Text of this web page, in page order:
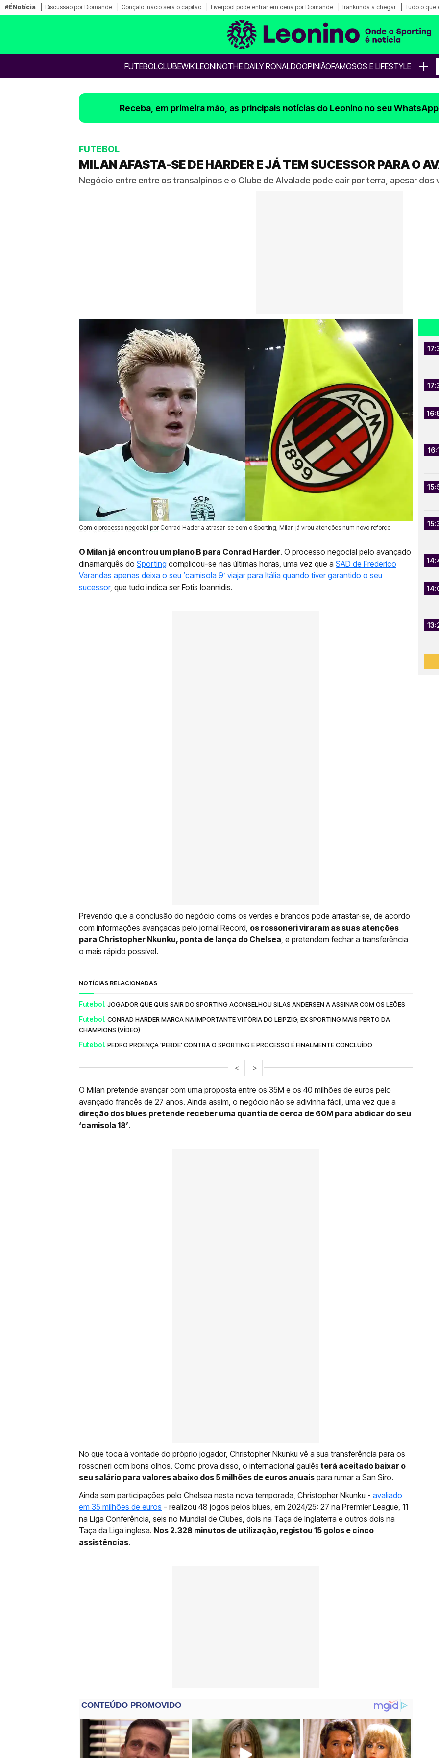
#ÉNotícia Discussão por Diomande Gonçalo Inácio será o capitão Liverpool pode entrar em cena por Diomande Irankunda a chegar Tudo o que
FUTEBOLCLUBEWIKILEONINOTHE DAILY RONALDOOPINIÃOFAMOSOS E LIFESTYLE +
Receba, em primeira mão, as principais notícias do Leonino no seu
FUTEBOL
MILAN AFASTA-SE DE HARDER E JÁ TEM SUCESSOR PARA O
Negócio entre entre os transalpinos e o Clube de Alvalade pode cair por terra, apesar
Com o processo negocial por Conrad Hader a atrasar-se com o Sporting, Milan já virou atenções num novo reforço
28 Ago 2025 | 12:27 | 0
O Milan já encontrou um plano B para Conrad Harder. O processo negocial pelo avançado
dinamarquês do Sporting complicou-se nas últimas horas, uma vez que a SAD de Frederico
Varandas apenas deixa o seu ‘camisola 9’ viajar para Itália quando tiver garantido o seu
sucessor, que tudo indica ser Fotis Ioannidis.
Prevendo que a conclusão do negócio coms os verdes e brancos pode arrastar-se, de acordo
com informações avançadas pelo jornal Record, os rossoneri viraram as suas atenções
para Christopher Nkunku, ponta de lança do Chelsea , e pretendem fechar a transferência
o mais rápido possível.
NOTÍCIAS RELACIONADAS
Futebol. JOGADOR QUE QUIS SAIR DO SPORTING ACONSELHOU SILAS ANDERSEN A ASSINAR COM OS LEÕES
Futebol. CONRAD HARDER MARCA NA IMPORTANTE VITÓRIA DO LEIPZIG; EX SPORTING MAIS PERTO DA
CHAMPIONS (VÍDEO)
Futebol. PEDRO PROENÇA 'PERDE' CONTRA O SPORTING E PROCESSO É FINALMENTE CONCLUÍDO
< >
O Milan pretende avançar com uma proposta entre os 35M e os 40 milhões de euros pelo
avançado francês de 27 anos. Ainda assim, o negócio não se adivinha fácil, uma vez que a
direção dos blues pretende receber uma quantia de cerca de 60M para abdicar do seu
‘camisola 18’.
No que toca à vontade do próprio jogador, Christopher Nkunku vê a sua transferência para os
rossoneri com bons olhos. Como prova disso, o internacional gaulês terá aceitado baixar o
seu salário para valores abaixo dos 5 milhões de euros anuais para rumar a San Siro.
Ainda sem participações pelo Chelsea nesta nova temporada, Christopher Nkunku - avaliado
em 35 milhões de euros - realizou 48 jogos pelos blues, em 2024/25: 27 na Prermier League, 11
na Liga Conferência, seis no Mundial de Clubes, dois na Taça de Inglaterra e outros dois na
Taça da Liga inglesa. Nos 2.328 minutos de utilização, registou 15 golos e cinco
assistências.